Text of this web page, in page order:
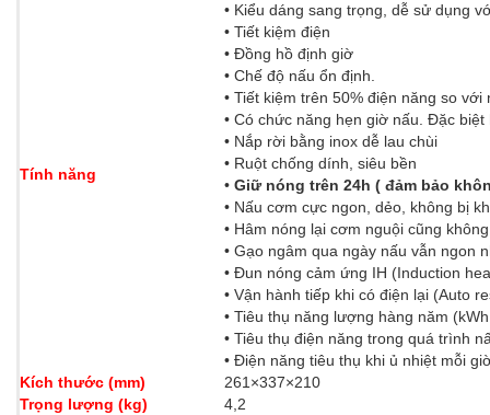
Tính năng
• Kiểu dáng sang trọng, dễ sử dụng
• Tiết kiệm điện
• Đồng hồ định giờ
• Chế độ nấu ổn định.
• Tiết kiệm trên 50% điện năng so với
• Có chức năng hẹn giờ nấu. Đặc
• Nắp rời bằng inox dễ lau chùi
• Ruột chống dính, siêu bền
• Giữ nóng trên 24h ( đảm bảo
• Nấu cơm cực ngon, dẻo, không bị
• Hâm nóng lại cơm nguội cũng
• Gạo ngâm qua ngày nấu vẫn ngon
• Đun nóng cảm ứng IH (Induction
• Vận hành tiếp khi có điện lại (Auto
• Tiêu thụ năng lượng hàng năm
• Tiêu thụ điện năng trong quá trình
• Điện năng tiêu thụ khi ủ nhiệt mỗi
Kích thước (mm)
261×337×210
Trọng lượng (kg)
4,2